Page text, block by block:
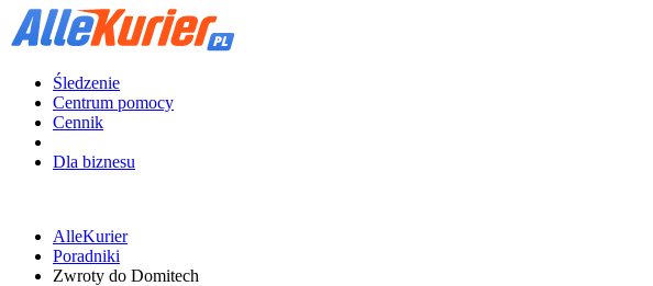
Śledzenie
Centrum pomocy
Cennik
Dla biznesu
AlleKurier
Poradniki
Zwroty do Domitech